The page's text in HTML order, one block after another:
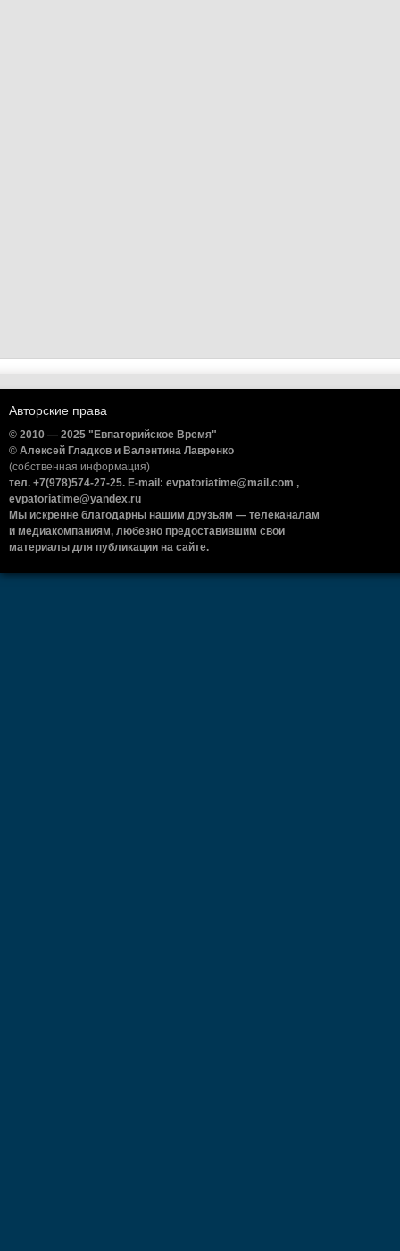
Авторские права
© 2010 — 2025 "Евпаторийское Время"
© Алексей Гладков и Валентина Лавренко
(собственная информация)
тел. +7(978)574-27-25. E-mail: evpatoriatime@mail.com ,
evpatoriatime@yandex.ru
Мы искренне благодарны нашим друзьям — телеканалам
и медиакомпаниям, любезно предоставившим свои
материалы для публикации на сайте.